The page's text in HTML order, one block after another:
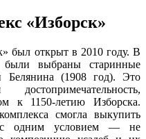
«Изборск»
был открыт в 2010 году. В
были выбраны старинные
Белянина (1908 год). Это
к 1150-летию Изборска.
смогла выкупить
с одним условием — не